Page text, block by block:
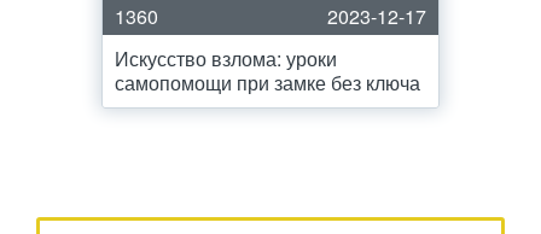
1360
2023-12-17
Искусство взлома: уроки
самопомощи при замке без ключа